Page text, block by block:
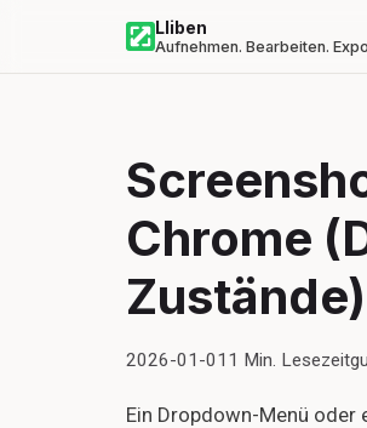
Lliben
Aufnehmen. Bearbeiten.
Chrome
Zustände)
2026-01-01 1 Min. Lesezeit
Ein Dropdown-Menü